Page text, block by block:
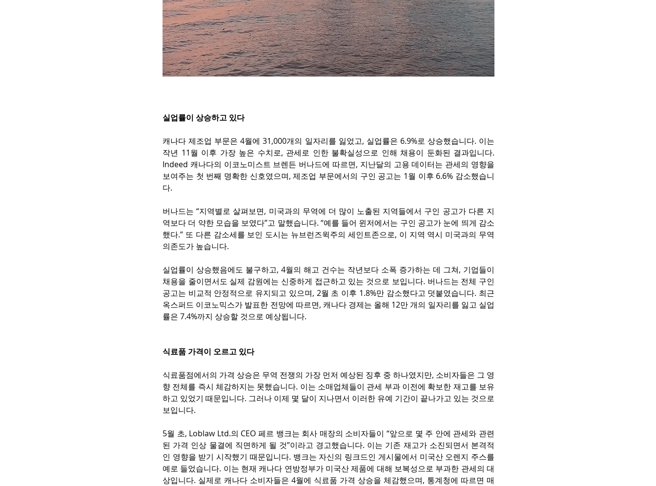
실업률이 상승하고 있다
캐나다 제조업 부문은 4월에 31,000개의 일자리를 잃었고, 실업률은 6.9%로 상승했습니다. 이는
작년 11월 이후 가장 높은 수치로, 관세로 인한 불확실성으로 인해 채용이 둔화된 결과입니다.
Indeed 캐나다의 이코노미스트 브렌든 버나드에 따르면, 지난달의 고용 데이터는 관세의 영향을
보여주는 첫 번째 명확한 신호였으며, 제조업 부문에서의 구인 공고는 1월 이후 6.6% 감소했습니
다.
버나드는 “지역별로 살펴보면, 미국과의 무역에 더 많이 노출된 지역들에서 구인 공고가 다른 지
역보다 더 약한 모습을 보였다”고 말했습니다. “예를 들어 윈저에서는 구인 공고가 눈에 띄게 감소
했다.” 또 다른 감소세를 보인 도시는 뉴브런즈윅주의 세인트존으로, 이 지역 역시 미국과의 무역
의존도가 높습니다.
실업률이 상승했음에도 불구하고, 4월의 해고 건수는 작년보다 소폭 증가하는 데 그쳐, 기업들이
채용을 줄이면서도 실제 감원에는 신중하게 접근하고 있는 것으로 보입니다. 버나드는 전체 구인
공고는 비교적 안정적으로 유지되고 있으며, 2월 초 이후 1.8%만 감소했다고 덧붙였습니다. 최근
옥스퍼드 이코노믹스가 발표한 전망에 따르면, 캐나다 경제는 올해 12만 개의 일자리를 잃고 실업
률은 7.4%까지 상승할 것으로 예상됩니다.
식료품 가격이 오르고 있다
식료품점에서의 가격 상승은 무역 전쟁의 가장 먼저 예상된 징후 중 하나였지만, 소비자들은 그 영
향 전체를 즉시 체감하지는 못했습니다. 이는 소매업체들이 관세 부과 이전에 확보한 재고를 보유
하고 있었기 때문입니다. 그러나 이제 몇 달이 지나면서 이러한 유예 기간이 끝나가고 있는 것으로
보입니다.
5월 초, Loblaw Ltd.의 CEO 페르 뱅크는 회사 매장의 소비자들이 “앞으로 몇 주 안에 관세와 관련
된 가격 인상 물결에 직면하게 될 것”이라고 경고했습니다. 이는 기존 재고가 소진되면서 본격적
인 영향을 받기 시작했기 때문입니다. 뱅크는 자신의 링크드인 게시물에서 미국산 오렌지 주스를
예로 들었습니다. 이는 현재 캐나다 연방정부가 미국산 제품에 대해 보복성으로 부과한 관세의 대
상입니다. 실제로 캐나다 소비자들은 4월에 식료품 가격 상승을 체감했으며, 통계청에 따르면 매